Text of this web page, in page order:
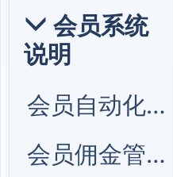
会员系统
说明
会员自动化营销
会员佣金管理